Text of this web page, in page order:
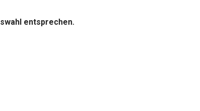
entsprechen.